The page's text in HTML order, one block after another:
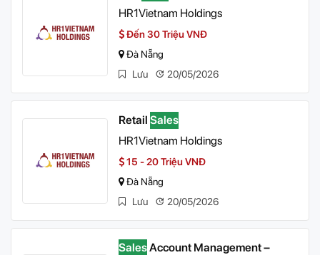
HR1Vietnam Holdings
Đến 30 Triệu VNĐ
Đà Nẵng
Lưu
20/05/2026
Retail Sales
HR1Vietnam Holdings
15 - 20 Triệu VNĐ
Đà Nẵng
Lưu
20/05/2026
SalesAccount Management –